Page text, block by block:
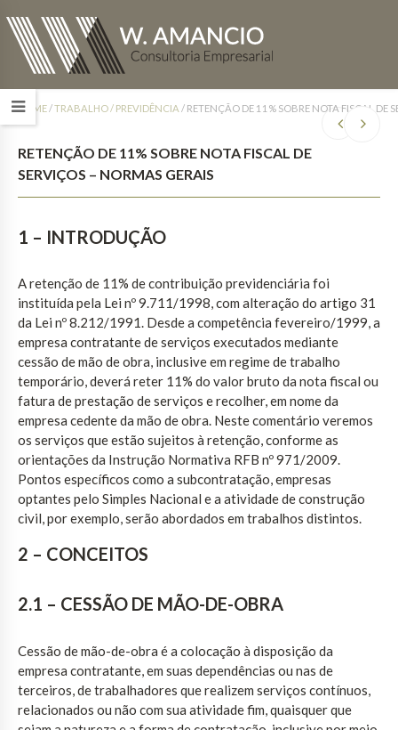
HOME/TRABALHO / PREVIDÊNCIA / RETENÇÃO DE 11% SOBRE NOTA FISCAL DE
RETENÇÃO DE 11% SOBRE NOTA FISCAL DE
SERVIÇOS – NORMAS GERAIS
1 – INTRODUÇÃO
A retenção de 11% de contribuição previdenciária foi
instituída pela Lei nº 9.711/1998, com alteração do artigo 31
da Lei nº 8.212/1991. Desde a competência fevereiro/1999, a
empresa contratante de serviços executados mediante
cessão de mão de obra, inclusive em regime de trabalho
temporário, deverá reter 11% do valor bruto da nota fiscal ou
fatura de prestação de serviços e recolher, em nome da
empresa cedente da mão de obra. Neste comentário veremos
os serviços que estão sujeitos à retenção, conforme as
orientações da Instrução Normativa RFB nº 971/2009.
Pontos específicos como a subcontratação, empresas
optantes pelo Simples Nacional e a atividade de construção
civil, por exemplo, serão abordados em trabalhos distintos.
2 – CONCEITOS
2.1 – CESSÃO DE MÃO-DE-OBRA
Cessão de mão-de-obra é a colocação à disposição da
empresa contratante, em suas dependências ou nas de
terceiros, de trabalhadores que realizem serviços contínuos,
relacionados ou não com sua atividade fim, quaisquer que